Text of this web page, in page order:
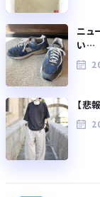
ニュ
い…
【悲